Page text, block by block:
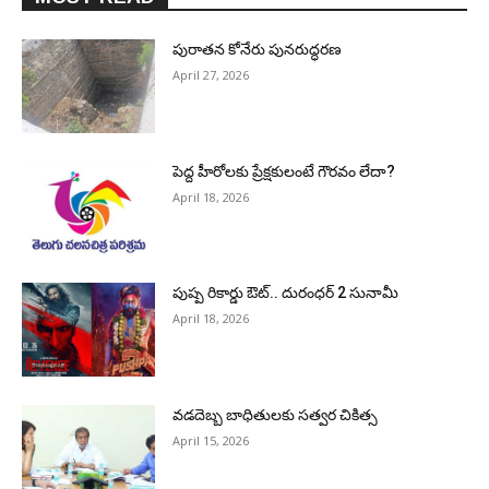
పురాత‌న కోనేరు పున‌రుద్ధ‌ర‌ణ
April 27, 2026
పెద్ద హీరోల‌కు ప్రేక్ష‌కులంటే గౌర‌వం లేదా?
April 18, 2026
పుష్ప రికార్డు ఔట్‌.. దురంధ‌ర్ 2 సునామీ
April 18, 2026
వడదెబ్బ బాధితులకు సత్వర చికిత్స
April 15, 2026